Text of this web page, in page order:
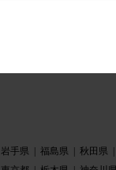
岩手県 福島県 秋田県